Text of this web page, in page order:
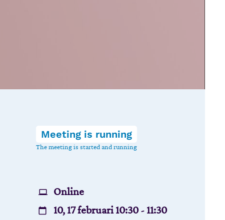
Meeting is running
The meeting is started and running
Online
10, 17 februari 10:30 - 11:30